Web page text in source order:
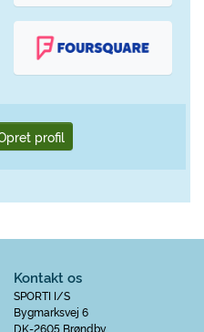
profil
Kontakt os
SPORTI I/S
Bygmarksvej 6
DK-2605 Brøndby